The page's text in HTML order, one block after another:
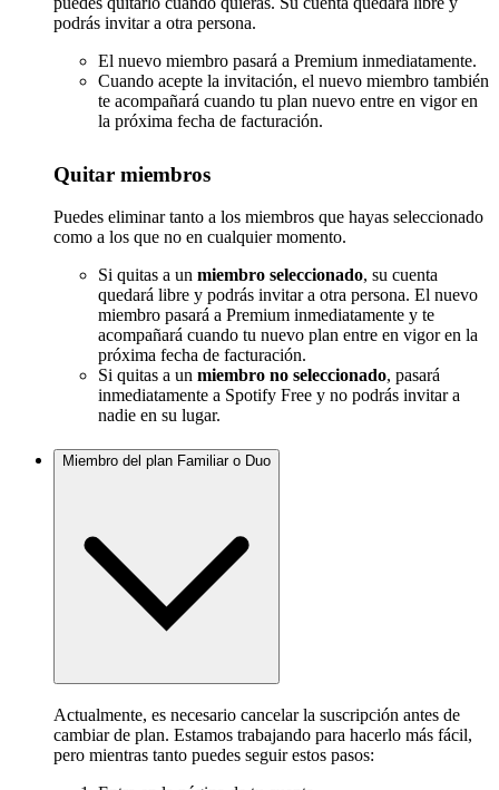
podrás invitar a otra persona.
El nuevo miembro pasará a Premium inmediatamente.
Cuando acepte la invitación, el nuevo miembro también
te acompañará cuando tu plan nuevo entre en vigor en
la próxima fecha de facturación.
Quitar miembros
Puedes eliminar tanto a los miembros que hayas seleccionado
como a los que no en cualquier momento.
Si quitas a un miembro seleccionado, su cuenta
quedará libre y podrás invitar a otra persona. El nuevo
miembro pasará a Premium inmediatamente y te
acompañará cuando tu nuevo plan entre en vigor en la
próxima fecha de facturación.
Si quitas a un miembro no seleccionado, pasará
inmediatamente a Spotify Free y no podrás invitar a
nadie en su lugar.
Miembro del plan Familiar o Duo
Actualmente, es necesario cancelar la suscripción antes de
cambiar de plan. Estamos trabajando para hacerlo más fácil,
pero mientras tanto puedes seguir estos pasos: